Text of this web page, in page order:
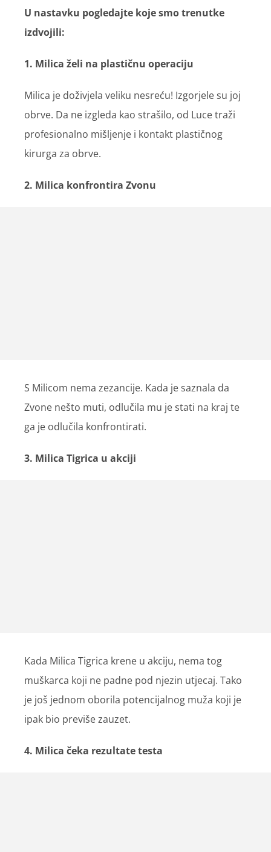
U nastavku pogledajte koje smo trenutke
izdvojili:
1. Milica želi na plastičnu operaciju
Milica je doživjela veliku nesreću! Izgorjele su joj
obrve. Da ne izgleda kao strašilo, od Luce traži
profesionalno mišljenje i kontakt plastičnog
kirurga za obrve.
2. Milica konfrontira Zvonu
S Milicom nema zezancije. Kada je saznala da
Zvone nešto muti, odlučila mu je stati na kraj te
ga je odlučila konfrontirati.
3. Milica Tigrica u akciji
Kada Milica Tigrica krene u akciju, nema tog
muškarca koji ne padne pod njezin utjecaj. Tako
je još jednom oborila potencijalnog muža koji je
ipak bio previše zauzet.
4. Milica čeka rezultate testa